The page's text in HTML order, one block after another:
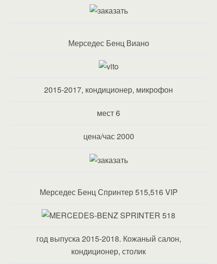
Мерседес Бенц Виано
2015-2017, кондиционер, микрофон
мест 6
цена/час 2000
Мерседес Бенц Спринтер 515,516 VIP
год выпуска 2015-2018. Кожаный салон,
кондиционер, столик